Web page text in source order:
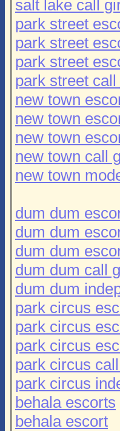
salt lake call
park street
park street
park street
park street
new town
new town
new town
new town call
new town
dum dum
dum dum
dum dum
dum dum call
dum dum
park circus
park circus
park circus
park circus
park circus
behala escorts
behala escort